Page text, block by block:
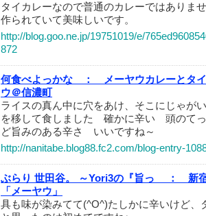
タイカレーなので普通のカレーではありま
作られていて美味しいです。
http://blog.goo.ne.jp/19751019/e/
872
何食べよっかな ：
メーヤウカレーとタ
ウ＠信濃町
ライスの真ん中に穴をあけ、そこにじゃが
を移して食しました 確かに辛い 頭のて
ど旨みのある辛さ いいですね～
http://nanitabe.blog88.fc2.com/blog-entry-
ぶらり 世田谷。 ～Yori3の『旨っ ：
新
「メーヤウ」
具も味が染みてて(^O^)たしかに辛いけど、